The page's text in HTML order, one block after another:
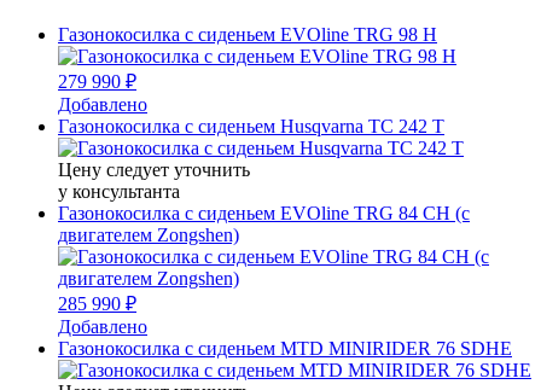
Газонокосилка с сиденьем EVOline TRG 98 H
279 990 ₽
Добавлено
Газонокосилка с сиденьем Husqvarna TC 242 T
Цену следует уточнить
у консультанта
Газонокосилка с сиденьем EVOline TRG 84 CH (с
двигателем Zongshen)
285 990 ₽
Добавлено
Газонокосилка с сиденьем MTD MINIRIDER 76 SDHE